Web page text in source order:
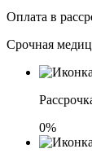
Оплата в
Срочная
0%